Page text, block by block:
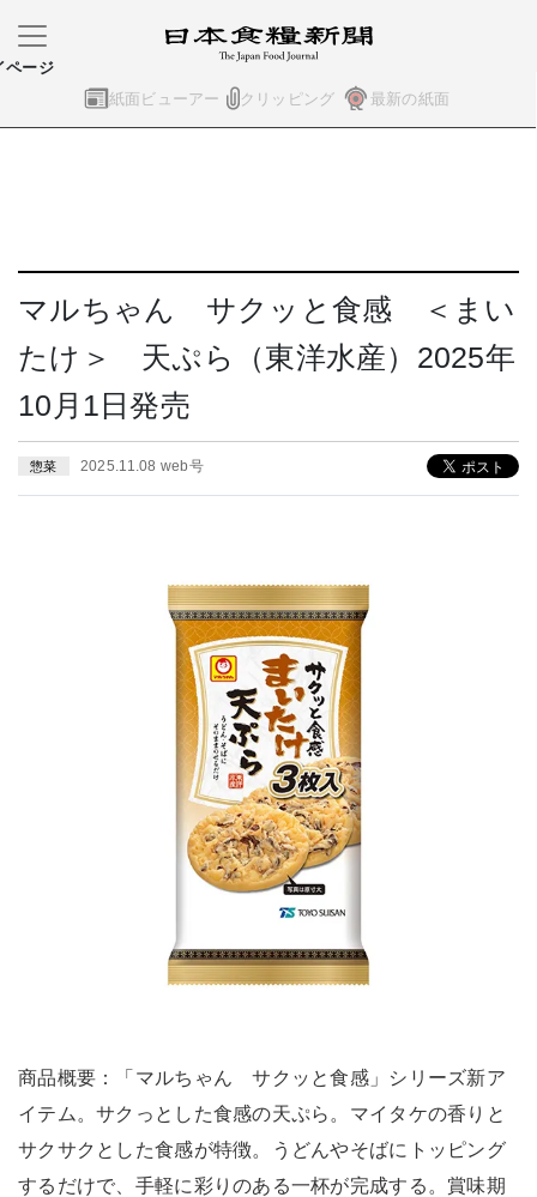
紙面ビューアー クリッピング 最新の紙面
ページ
マルちゃん サクッと食感 ＜まい
たけ＞ 天ぷら（東洋水産）2025年
10月1日発売
惣菜 2025.11.08 web号
商品概要：「マルちゃん サクッと食感」シリーズ新ア
イテム。サクっとした食感の天ぷら。マイタケの香りと
サクサクとした食感が特徴。うどんやそばにトッピング
するだけで、手軽に彩りのある一杯が完成する。賞味期